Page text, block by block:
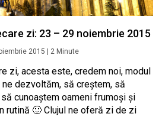
zi: 23 – 29 noiembrie 2015
2015 2 Minute
zi, acesta este, credem noi, modul
dezvoltăm, să creștem, să
cunoaștem oameni frumoși și
rutină 🙂 Clujul ne oferă zi de zi